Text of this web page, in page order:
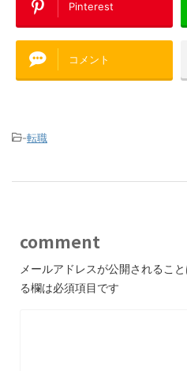
Pinterest
コメント
-転職
comment
メールアドレスが公開されること
る欄は必須項目です